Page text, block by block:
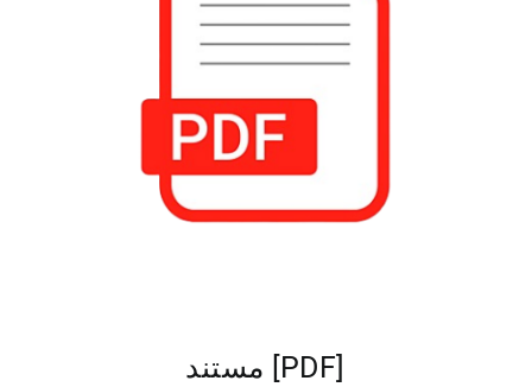
[PDF] مستند